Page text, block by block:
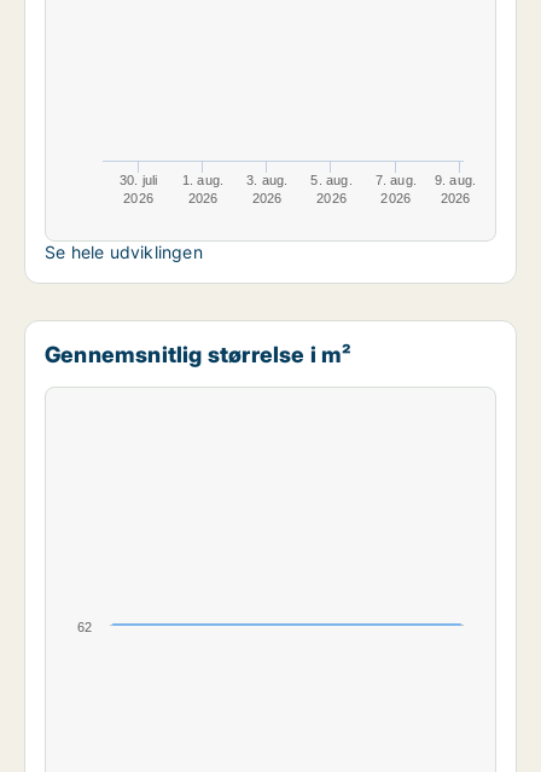
30. juli
2026
1. aug.
2026
3. aug.
2026
5. aug.
2026
7. aug.
2026
9. aug.
2026
Se hele udviklingen
Gennemsnitlig størrelse i m²
62